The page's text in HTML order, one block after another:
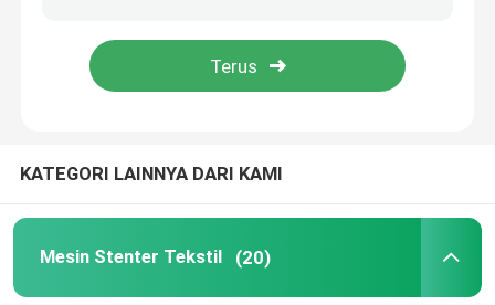
Mesin Pengering Tekstil
Mesin Bingkai Tenter
KATEGORI LAINNYA DARI KAMI
Mesin Stenter Tekstil (20)